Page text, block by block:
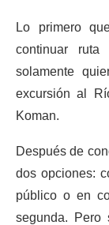
Lo primero
continuar
solamente
excursión al
Koman.
Después de
dos opciones:
público o en
segunda. Pero